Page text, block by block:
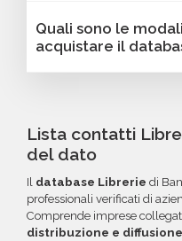
e personalizzare le
dipendenti,
criteri specifici. Se
configurazione che
database email
indirizzi email non
dall'acquisto, potrai
inesistenti o DNS
Quali sono le
acquistare il
i circuiti protetti
per acquisti
maggiori
questa opzione.
Lista contatti
del dato
Il database Librerie di
professionali verificati di
Comprende imprese
distribuzione e diffusione